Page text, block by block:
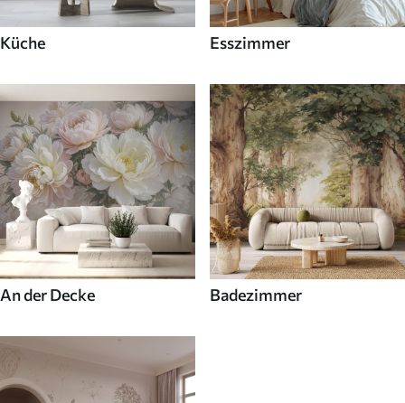
Küche Esszimmer
An der Decke Badezimmer